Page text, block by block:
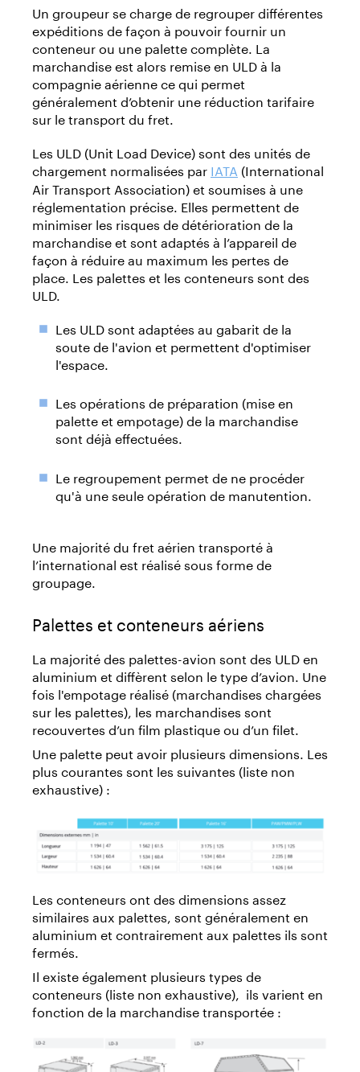
Un groupeur se charge de regrouper différentes
expéditions de façon à pouvoir fournir un
conteneur ou une palette complète. La
marchandise est alors remise en ULD à la
compagnie aérienne ce qui permet
généralement d’obtenir une réduction tarifaire
sur le transport du fret.
Les ULD (Unit Load Device) sont des unités de
chargement normalisées par IATA (International
Air Transport Association) et soumises à une
réglementation précise. Elles permettent de
minimiser les risques de détérioration de la
marchandise et sont adaptés à l’appareil de
façon à réduire au maximum les pertes de
place. Les palettes et les conteneurs sont des
ULD.
Les ULD sont adaptées au gabarit de la
soute de l'avion et permettent d'optimiser
l'espace.
Les opérations de préparation (mise en
palette et empotage) de la marchandise
sont déjà effectuées.
Le regroupement permet de ne procéder
qu'à une seule opération de manutention.
Une majorité du fret aérien transporté à
l’international est réalisé sous forme de
groupage.
Palettes et conteneurs aériens
La majorité des palettes-avion sont des ULD en
aluminium et diffèrent selon le type d’avion. Une
fois l'empotage réalisé (marchandises chargées
sur les palettes), les marchandises sont
recouvertes d’un film plastique ou d’un filet.
Une palette peut avoir plusieurs dimensions. Les
plus courantes sont les suivantes (liste non
exhaustive) :
Les conteneurs ont des dimensions assez
similaires aux palettes, sont généralement en
aluminium et contrairement aux palettes ils sont
fermés.
Il existe également plusieurs types de
conteneurs (liste non exhaustive), ils varient en
fonction de la marchandise transportée :